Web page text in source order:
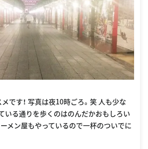
です！ 写真は夜10時ごろ。笑 人も少な
いる通りを歩くのはのんだかおもしろい
ーメン屋もやっているので一杯のついでに